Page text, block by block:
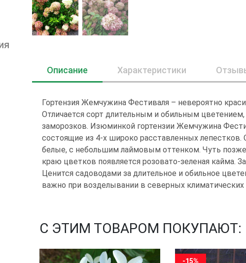
Описание Характеристики
Гортензия Жемчужина Фестиваля – невероятно
Отличается сорт длительным и обильным
заморозков. Изюминкой гортензии Жемчужина
состоящие из 4-х широко расставленных лепестков.
белые, с небольшим лаймовым оттенком. Чуть
краю цветков появляется розовато-зеленая кайма.
Ценится садоводами за длительное и обильное
важно при возделывании в северных климатических
С ЭТИМ ТОВАРОМ ПОКУПАЮТ:
-15%